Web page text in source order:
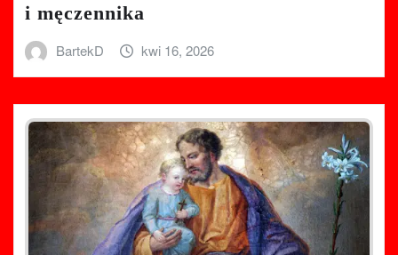
i męczennika
BartekD kwi 16, 2026